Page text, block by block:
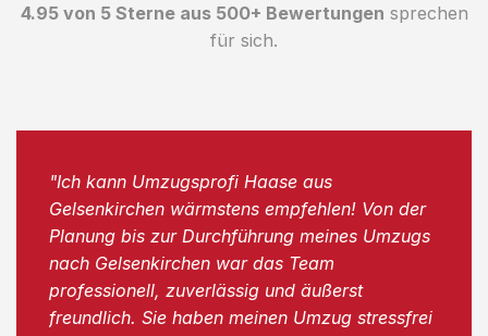
4.95 von 5 Sterne aus 500+ Bewertungen sprechen
für sich.
"Ich kann Umzugsprofi Haase aus
Gelsenkirchen wärmstens empfehlen! Von der
Planung bis zur Durchführung meines Umzugs
nach Gelsenkirchen war das Team
professionell, zuverlässig und äußerst
freundlich. Sie haben meinen Umzug stressfrei